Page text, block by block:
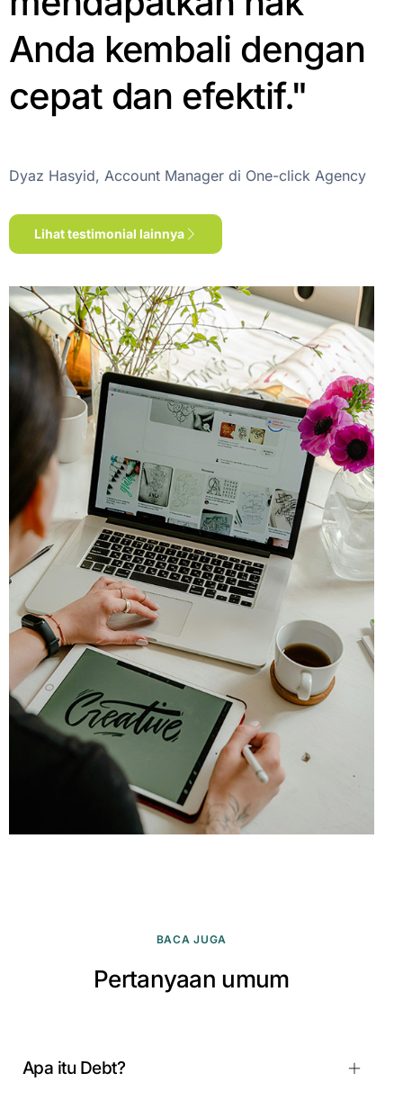
Anda kembali dengan
cepat dan efektif."
Dyaz Hasyid, Account Manager di One-click Agency
Lihat testimonial lainnya
BACA JUGA
Pertanyaan umum
Apa itu Debt?